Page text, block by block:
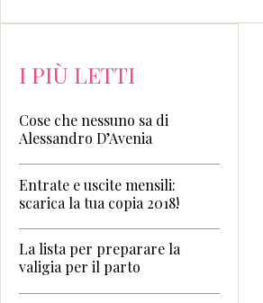
I PIÙ LETTI
Cose che nessuno sa di
Alessandro D’Avenia
Entrate e uscite mensili:
scarica la tua copia 2018!
La lista per preparare la
valigia per il parto